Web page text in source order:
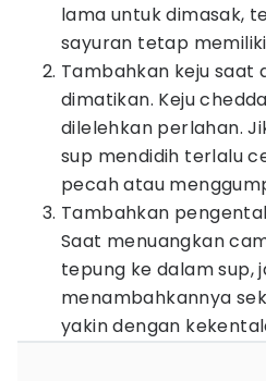
lama untuk dimasak,
sayuran tetap
Tambahkan keju saat
dimatikan. Keju
dilelehkan perlahan.
sup mendidih terlalu
pecah atau
Tambahkan
Saat menuangkan
tepung ke dalam sup,
menambahkannya
yakin dengan